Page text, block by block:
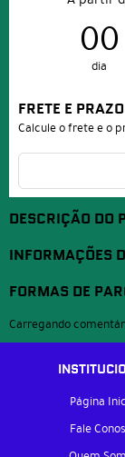
00
dia
FRETE E PRAZO
Calcule o frete e o
DESCRIÇÃO DO
INFORMAÇÕES
FORMAS DE
Carregando
Página
Fale